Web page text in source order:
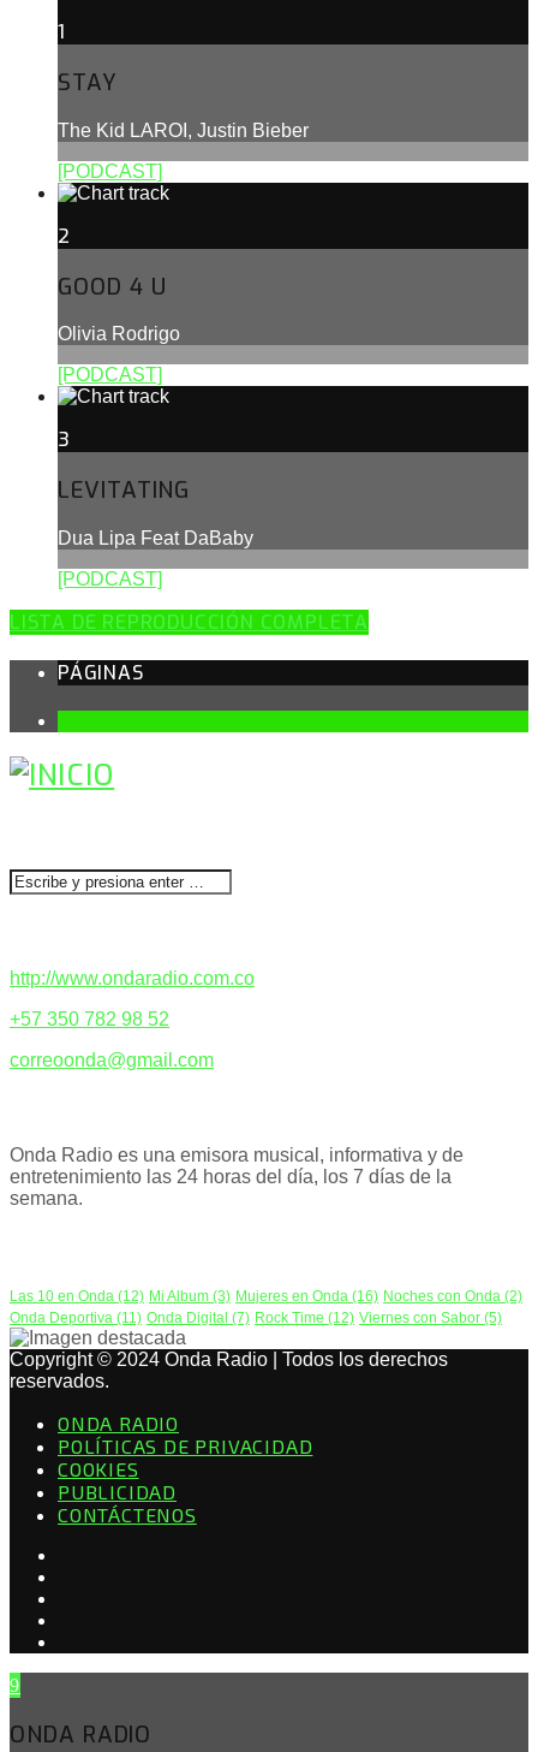
1
STAY
The Kid LAROI, Justin Bieber
[PODCAST]
2
GOOD 4 U
Olivia Rodrigo
[PODCAST]
3
LEVITATING
Dua Lipa Feat DaBaby
[PODCAST]
LISTA DE REPRODUCCIÓN COMPLETA
PÁGINAS
http://www.ondaradio.com.co
+57 350 782 98 52
correoonda@gmail.com
Onda Radio es una emisora musical, informativa y de
entretenimiento las 24 horas del día, los 7 días de la
semana.
Las 10 en Onda (12) Mi Album (3) Mujeres en Onda (16) Noches con Onda (2)
Onda Deportiva (11) Onda Digital (7) Rock Time (12) Viernes con Sabor (5)
Copyright © 2024 Onda Radio | Todos los derechos
reservados.
ONDA RADIO
POLÍTICAS DE PRIVACIDAD
COOKIES
PUBLICIDAD
CONTÁCTENOS
ONDA RADIO